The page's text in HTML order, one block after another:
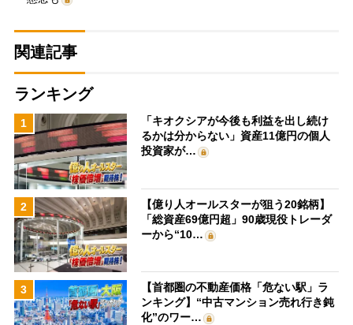
関連記事
ランキング
1
「キオクシアが今後も利益を出し続け
るかは分からない」資産11億円の個人
投資家が…
2
【億り人オールスターが狙う20銘柄】
「総資産69億円超」90歳現役トレーダ
ーから“10…
3
【首都圏の不動産価格「危ない駅」ラ
ンキング】“中古マンション売れ行き鈍
化”のワー…